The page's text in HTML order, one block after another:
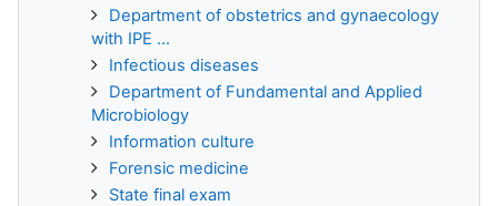
Department of obstetrics and gynaecology
with IPE ...
Infectious diseases
Department of Fundamental and Applied
Microbiology
Information culture
Forensic medicine
State final exam